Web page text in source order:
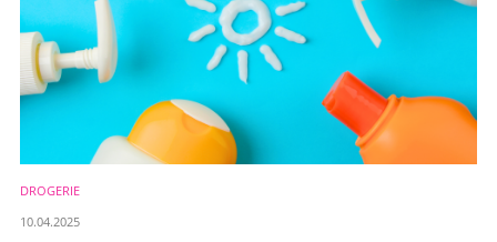
DROGERIE
10.04.2025